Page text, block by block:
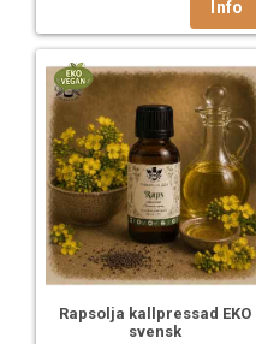
Rapsolja kallpressad EKO
svensk